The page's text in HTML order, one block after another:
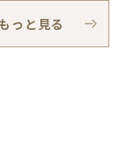
っと見る